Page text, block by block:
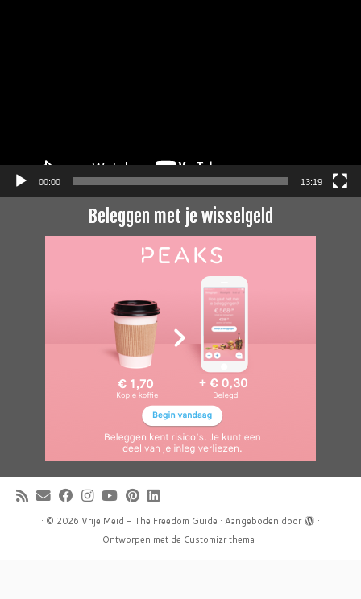
00:00 13:19
Beleggen met je wisselgeld
· © 2026 Vrije Meid - The Freedom Guide · Aangeboden door
·
Ontworpen met de Customizr thema ·